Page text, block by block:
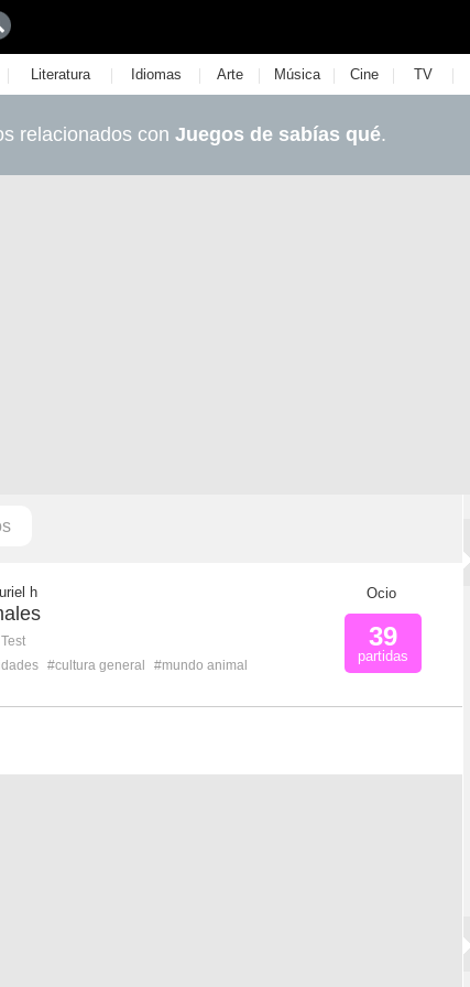
| Literatura | Idiomas | Arte | Música | Cine | TV |
relacionados con Juegos de sabías qué.
h
#cultura general
#mundo animal
Ocio
39
partidas